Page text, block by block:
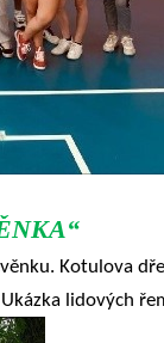
Kotulova
lidových